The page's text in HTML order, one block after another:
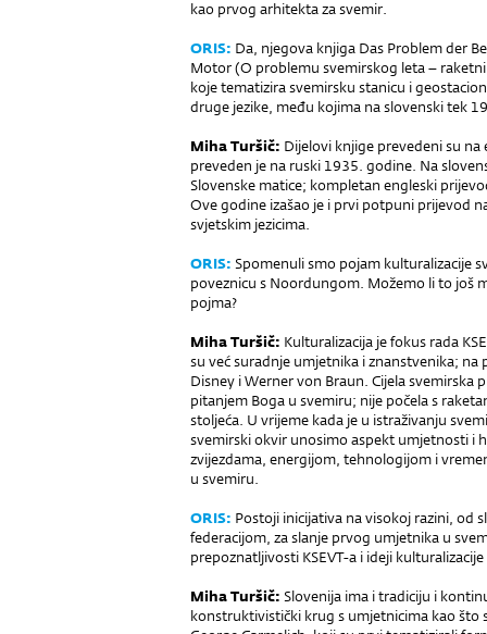
kao prvog arhitekta za svemir.
ORIS: Da, njegova knjiga Das Problem der
Motor (O problemu svemirskog leta –
koje tematizira svemirsku stanicu i
druge jezike, među kojima na slovenski tek
Miha Turšič: Dijelovi knjige prevedeni su
preveden je na ruski 1935. godine. Na
Slovenske matice; kompletan engleski
Ove godine izašao je i prvi potpuni prijevod
svjetskim jezicima.
ORIS: Spomenuli smo pojam kulturalizacije
poveznicu s Noordungom. Možemo li to još
pojma?
Miha Turšič: Kulturalizacija je fokus rada
su već suradnje umjetnika i znanstvenika;
Disney i Werner von Braun. Cijela svemirska
pitanjem Boga u svemiru; nije počela s
stoljeća. U vrijeme kada je u istraživanju
svemirski okvir unosimo aspekt umjetnosti i
zvijezdama, energijom, tehnologijom i
u svemiru.
ORIS: Postoji inicijativa na visokoj razini, od
federacijom, za slanje prvog umjetnika u
prepoznatljivosti KSEVT-a i ideji
Miha Turšič: Slovenija ima i tradiciju i
konstruktivistički krug s umjetnicima kao što